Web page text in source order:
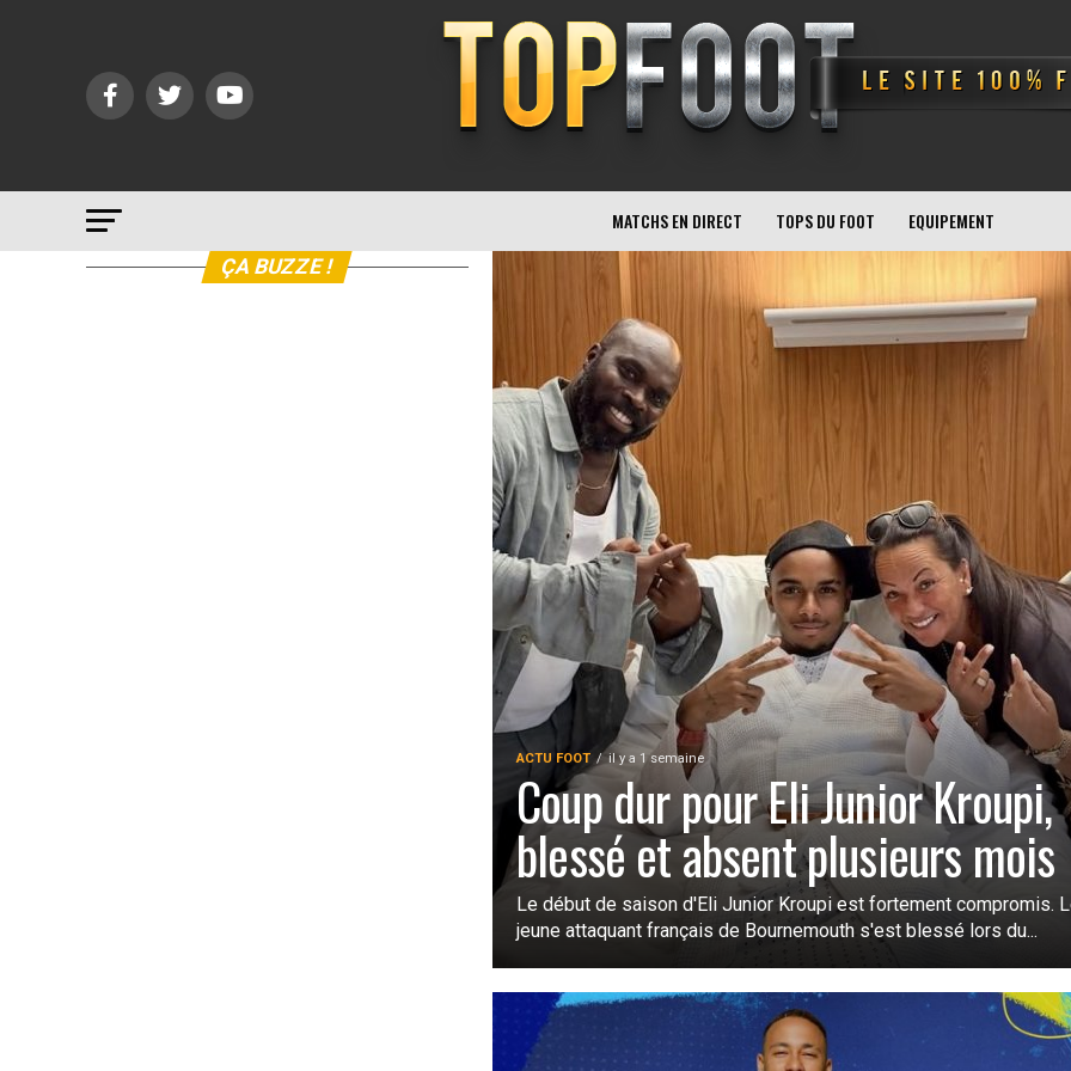
MATCHS EN DIRECT TOPS DU FOOT EQUIPEMENT
ACTU FOOT il y a 1 semaine
Coup dur pour Eli Junior Kroupi,
blessé et absent plusieurs mois
Le début de saison d'Eli Junior Kroupi est fortement compromis.
jeune attaquant français de Bournemouth s'est blessé lors du...
ÇA BUZZE !